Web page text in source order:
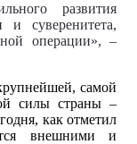
развития
и суверенитета,
операции», –
самой
силы страны –
как отметил
внешними и